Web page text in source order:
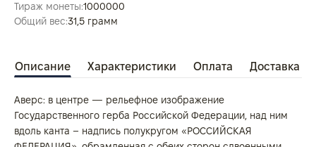
Тираж монеты:1000000
Общий вес:31,5 грамм
Описание Характеристики Оплата Доставка
Аверс: в центре — рельефное изображение
Государственного герба Российской Федерации, над ним
вдоль канта – надпись полукругом «РОССИЙСКАЯ